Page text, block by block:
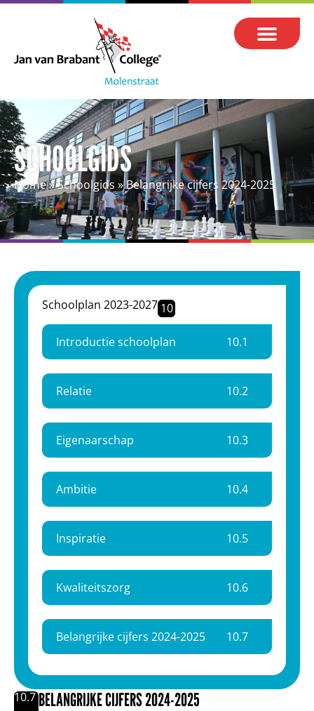
SCHOOLGIDS
Home»Schoolgids »Belangrijke cijfers 2024-2025
Schoolplan 2023-2027 10
Introductie schoolplan 10.1
Relatie 10.2
Eigenaarschap 10.3
Ambitie 10.4
Inspiratie 10.5
Kwaliteitszorg 10.6
Belangrijke cijfers 2024-2025 10.7
10.7 BELANGRIJKE CIJFERS 2024-2025